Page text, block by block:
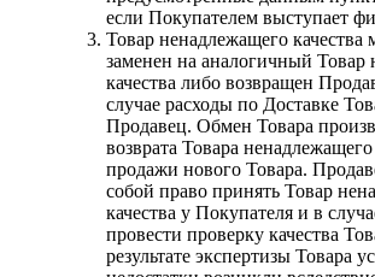
если Покупателем выступает
Товар ненадлежащего качества
заменен на аналогичный Товар
качества либо возвращен
случае расходы по Доставке
Продавец. Обмен Товара
возврата Товара ненадлежащего
продажи нового Товара.
собой право принять Товар
качества у Покупателя и в
провести проверку качества
результате экспертизы Товара